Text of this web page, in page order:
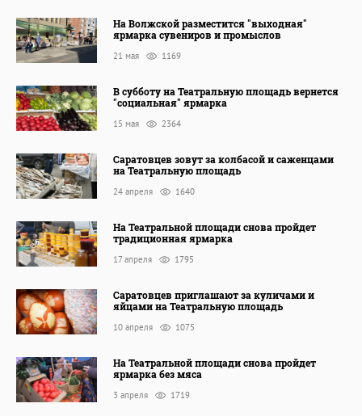
На Волжской разместится "выходная"
ярмарка сувениров и промыслов
21 мая 1169
В субботу на Театральную площадь вернется
"социальная" ярмарка
15 мая 2364
Саратовцев зовут за колбасой и саженцами
на Театральную площадь
24 апреля 1640
На Театральной площади снова пройдет
традиционная ярмарка
17 апреля 1795
Саратовцев приглашают за куличами и
яйцами на Театральную площадь
10 апреля 1075
На Театральной площади снова пройдет
ярмарка без мяса
3 апреля 1719